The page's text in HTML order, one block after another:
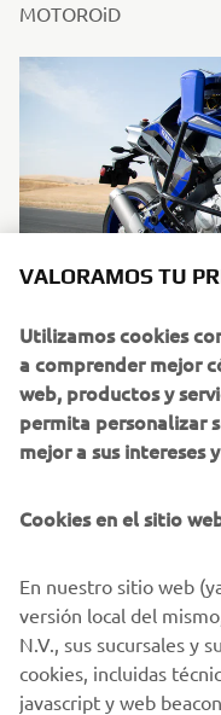
MOTOROiD
MOTOBOT
VALORAMOS TU
Utilizamos cookies
a comprender mejor
web, productos y
permita personalizar
mejor a sus intereses
Cookies en el sitio
En nuestro sitio web
versión local del
N.V., sus sucursales y
cookies, incluidas
javascript y web